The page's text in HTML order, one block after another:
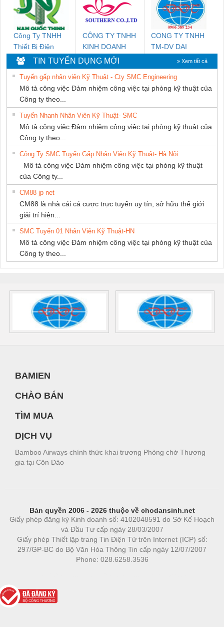
NAM
Công Ty TNHH
Thiết Bị Điện
Nam Quốc Thịnh
CÔNG TY TNHH
KINH DOANH
DỊCH VỤ XNK
PHƯƠNG NAM
CONG TY TNHH
TM-DV DAI
DONG THANH
TIN TUYỂN DỤNG MỚI » Xem tất cả
Tuyển gấp nhân viên Kỹ Thuật - Cty SMC Engineering
Mô tả công việc Đảm nhiệm công việc tại phòng kỹ thuật của
Công ty theo...
Tuyển Nhanh Nhân Viên Kỹ Thuật- SMC
Mô tả công việc Đảm nhiệm công việc tại phòng kỹ thuật của
Công ty theo...
Công Ty SMC Tuyển Gấp Nhân Viên Kỹ Thuật- Hà Nội
Mô tả công việc Đảm nhiệm công việc tại phòng kỹ thuật
của Công ty...
CM88 jp net
CM88 là nhà cái cá cược trực tuyến uy tín, sở hữu thế giới
giải trí hiện...
SMC Tuyển 01 Nhân Viên Kỹ Thuật-HN
Mô tả công việc Đảm nhiệm công việc tại phòng kỹ thuật của
Công ty theo...
BAMIEN
CHÀO BÁN
TÌM MUA
DỊCH VỤ
Bamboo Airways chính thức khai trương Phòng chờ Thương
gia tại Côn Đảo
Bản quyền 2006 - 2026 thuộc về chodansinh.net
Giấy phép đăng ký Kinh doanh số: 4102048591 do Sở Kế Hoạch
và Đầu Tư cấp ngày 28/03/2007
Giấy phép Thiết lập trang Tin Điện Tử trên Internet (ICP) số:
297/GP-BC do Bộ Văn Hóa Thông Tin cấp ngày 12/07/2007
Phone: 028.6258.3536